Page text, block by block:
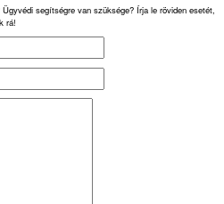
segítségre van szüksége? Írja le röviden esetét,
rá!